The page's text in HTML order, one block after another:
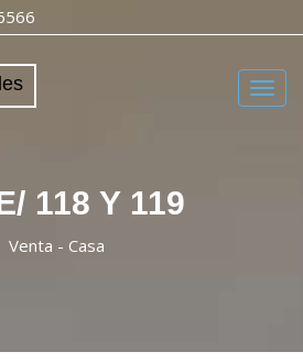
118 Y 119
Venta - Casa